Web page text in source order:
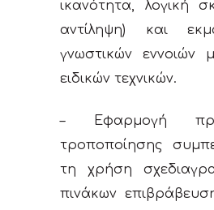
ικανότητα, λογική
αντίληψη) και
γνωστικών εννοιών
ειδικών τεχνικών.
– Εφαρμογή
τροποποίησης
τη χρήση
πινάκων